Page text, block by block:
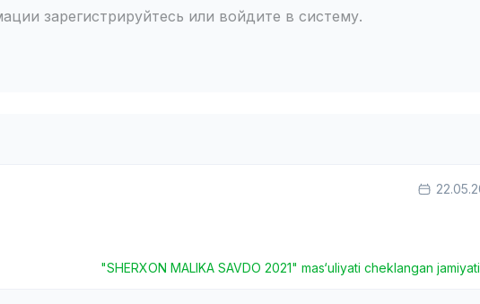
зарегистрируйтесь или войдите в систему.
"SHERXON MALIKA SAVDO 2021" mas‘uliyati cheklangan